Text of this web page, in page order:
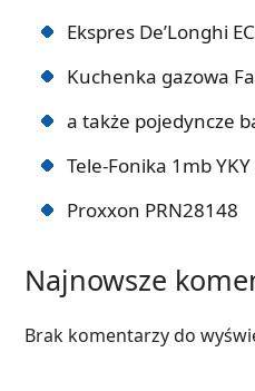
Ekspres De’Longhi
Kuchenka gazowa
a także pojedyncze
Tele-Fonika 1mb
Proxxon PRN28148
Najnowsze
Brak komentarzy do